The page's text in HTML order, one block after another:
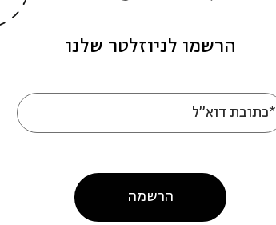
31.03הרשמו לניוזלטר שלנו
*כתובת דוא"ל
הרשמה